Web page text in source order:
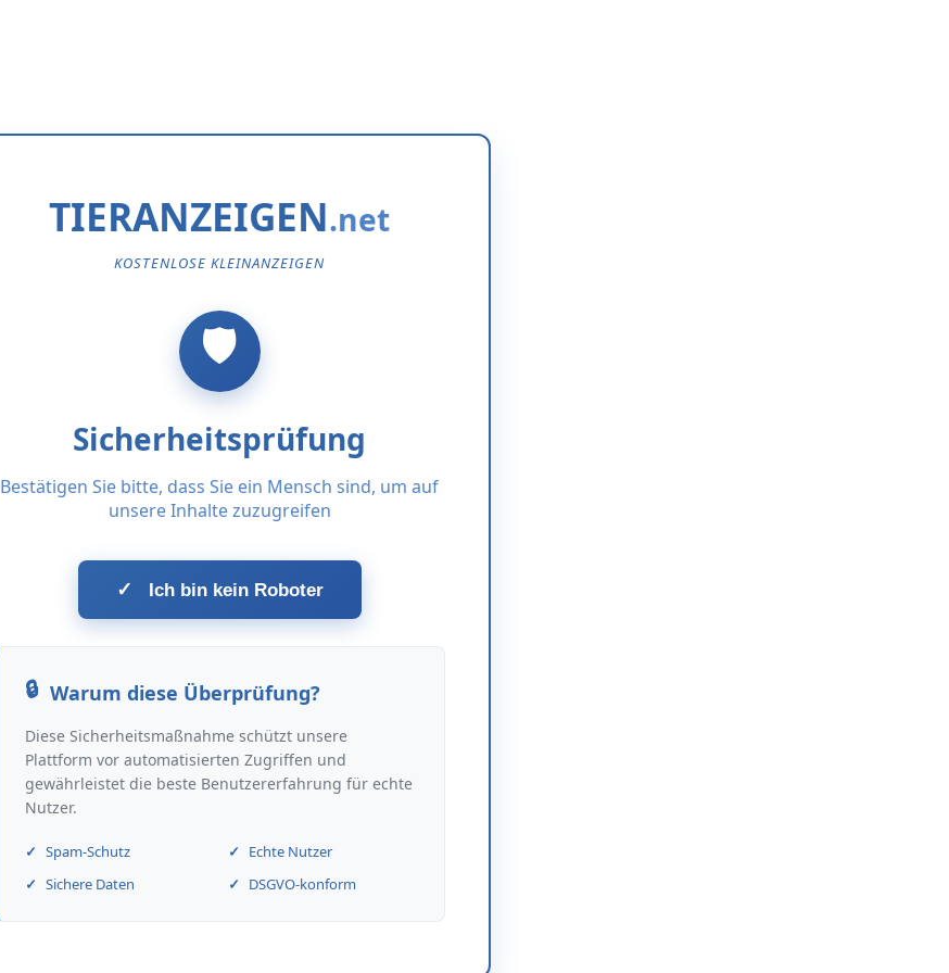
TIERANZEIGEN
KOSTENLOSE KLEINANZEIGEN
Sicherheitsprüfung
Bestätigen Sie bitte, dass Sie ein Mensch sind, um auf
unsere Inhalte zuzugreifen
✓ Ich bin kein Roboter
Warum diese Überprüfung?
Diese Sicherheitsmaßnahme schützt unsere
Plattform vor automatisierten Zugriffen und
gewährleistet die beste Benutzererfahrung für echte
Nutzer.
Spam-Schutz
Echte Nutzer
Sichere Daten
DSGVO-konform